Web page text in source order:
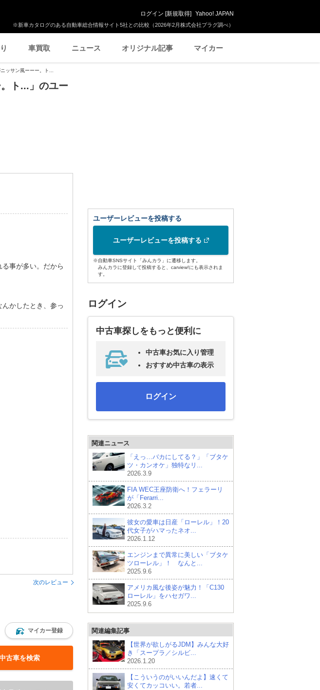
※新車カタログのある自動車総合情報サイト5社との比較（2026年2月株式会社プラグ調べ）
ログイン [新規取得] Yahoo! JAPAN
車買取 ニュース オリジナル記事 マイカー
ッサン風ーーー。ト...
ト...」のユー
事が多い。だから
かしたとき、参っ
次のレビュー
マイカー登録
古車を検索
ユーザーレビューを投稿する
ユーザーレビューを投稿する
※自動車SNSサイト「みんカラ」に遷移します。
みんカラに登録して投稿すると、carview!にも表示されま
す。
ログイン
中古車探しをもっと便利に
中古車お気に入り管理
おすすめ中古車の表示
ログイン
関連ニュース
「えっ…バカにしてる？」「ブタケ
ツ・カンオケ」独特なリ...
2026.3.9
FIA WEC王座防衛へ！フェラーリ
が「Ferarri...
2026.3.2
彼女の愛車は日産「ローレル」！20
代女子がハマったネオ...
2026.1.12
エンジンまで異常に美しい「ブタケ
ツローレル」！ なんと...
2025.9.6
アメリカ風な後姿が魅力！「C130
ローレル」をハセガワ...
2025.9.6
関連編集記事
【世界が欲しがるJDM】みんな大好
き「スープラ／シルビ...
2026.1.20
【こういうのがいいんだよ】速くて
安くてカッコいい。若者...